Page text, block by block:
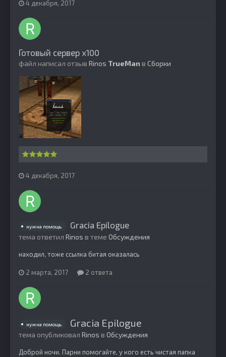
4 декабря, 2017
Готовый сервер х100
файл написал отзыв Rinos TrueMan в Сборки
4 декабря, 2017
нужна помощь Gracia Epilogue
тема ответил Rinos в теме Обсуждения
находил, тоже ссылка битая оказалась
2 марта, 2017 2 ответа
нужна помощь Gracia Epilogue
тема опубликовал Rinos в Обсуждения
Доброй ночи. Парни помогайте, у кого есть чистая папка